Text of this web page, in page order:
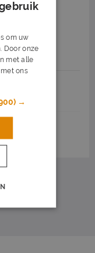
uur
om uw
Door onze
met alle
ons
→